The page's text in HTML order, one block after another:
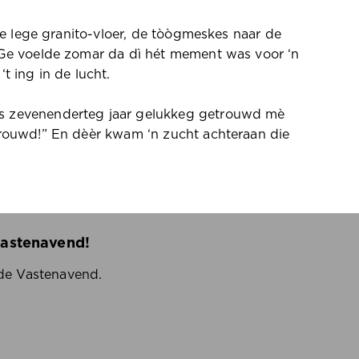
lege granito-vloer, de tòògmeskes naar de
voelde zomar da dì hét mement was voor ‘n
ing in de lucht.
zevenenderteg jaar gelukkeg getrouwd mè
En dèèr kwam ‘n zucht achteraan die
Vastenavend.